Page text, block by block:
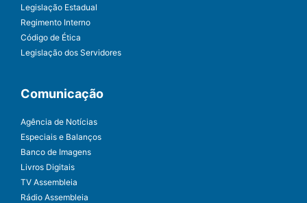
Legislação Estadual
Regimento Interno
Código de Ética
Legislação dos Servidores
Comunicação
Agência de Notícias
Especiais e Balanços
Banco de Imagens
Livros Digitais
TV Assembleia
Rádio Assembleia